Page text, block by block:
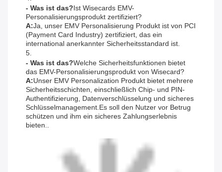
- Was ist das?Ist Wisecards EMV-
Personalisierungsprodukt zertifiziert?
A:Ja, unser EMV Personalisierung Produkt ist von PCI
(Payment Card Industry) zertifiziert, das ein
international anerkannter Sicherheitsstandard ist.
5.
- Was ist das?Welche Sicherheitsfunktionen bietet
das EMV-Personalisierungsprodukt von Wisecard?
A:Unser EMV Personalization Produkt bietet mehrere
Sicherheitsschichten, einschließlich Chip- und PIN-
Authentifizierung, Datenverschlüsselung und sicheres
Schlüsselmanagement.Es soll den Nutzer vor Betrug
schützen und ihm ein sicheres Zahlungserlebnis
bieten..